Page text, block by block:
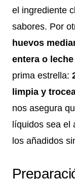
el ingrediente
sabores. Por
huevos
entera o
prima estrella:
limpia y
nos asegura
líquidos sea el
los añadidos